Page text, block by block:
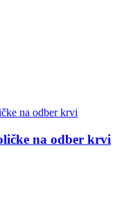
na odber krvi